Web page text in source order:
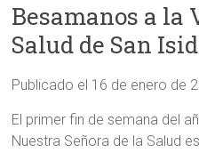
Besamanos a la
Salud de San
Publicado el 16 de enero de
El primer fin de semana del
Nuestra Señora de la Salud